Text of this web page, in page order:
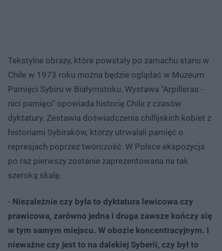
Tekstylne obrazy, które powstały po zamachu stanu w
Chile w 1973 roku można będzie oglądać w Muzeum
Pamięci Sybiru w Białymstoku. Wystawa "Arpilleras -
nici pamięci" opowiada historię Chile z czasów
dyktatury. Zestawia doświadczenia chillijskich kobiet z
historiami Sybiraków, którzy utrwalali pamięć o
represjach poprzez twórczość. W Polsce ekspozycja
po raz pierwszy zostanie zaprezentowana na tak
szeroką skalę.
- Niezależnie czy była to dyktatura lewicowa czy
prawicowa, zarówno jedna i druga zawsze kończy się
w tym samym miejscu. W obozie koncentracyjnym. I
nieważne czy jest to na dalekiej Syberii, czy był to